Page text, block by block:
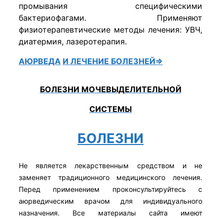
промывания специфическими
бактериофагами. Применяют
физиотерапевтические методы лечения: УВЧ,
диатермия, лазеротерапия.
АЮРВЕДА И ЛЕЧЕНИЕ БОЛЕЗНЕЙ⇒
БОЛЕЗНИ МОЧЕВЫДЕЛИТЕЛЬНОЙ
СИСТЕМЫ
БОЛЕЗНИ
Не является лекарственным средством и не
заменяет традиционного медицинского лечения.
Перед применением проконсультируйтесь с
аюрведическим врачом для индивидуального
назначения. Все материалы сайта имеют